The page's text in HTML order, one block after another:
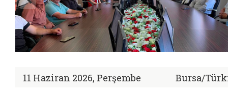
11 Haziran 2026, Perşembe Bursa/